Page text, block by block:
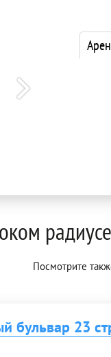
радиусе
Посмотрите
бульвар 23